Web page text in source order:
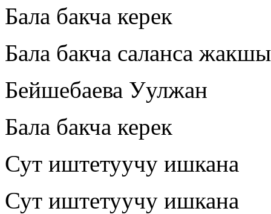
Бала бакча керек
Бала бакча саланса
Бейшебаева Уулжан
Бала бакча керек
Сут иштетуучу ишкана
Сут иштетуучу ишкана